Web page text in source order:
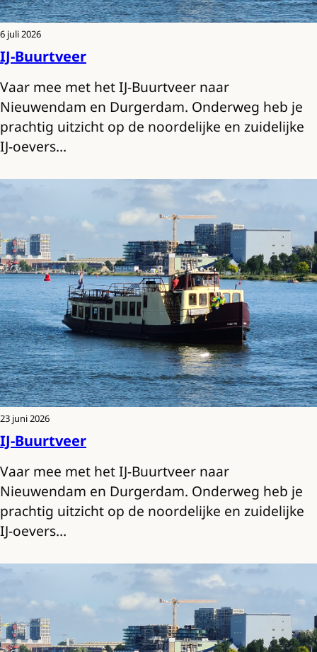
6 juli 2026
IJ-Buurtveer
Vaar mee met het IJ-Buurtveer naar
Nieuwendam en Durgerdam. Onderweg heb je
prachtig uitzicht op de noordelijke en zuidelijke
IJ-oevers…
23 juni 2026
IJ-Buurtveer
Vaar mee met het IJ-Buurtveer naar
Nieuwendam en Durgerdam. Onderweg heb je
prachtig uitzicht op de noordelijke en zuidelijke
IJ-oevers…